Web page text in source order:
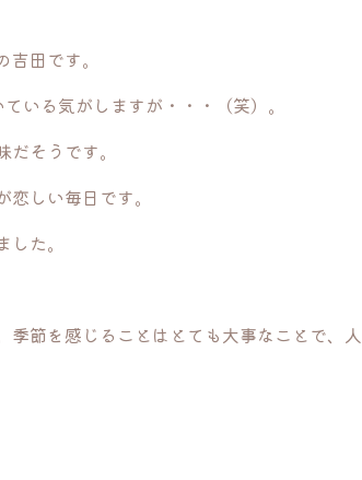
田です。
いる気がしますが・・・（笑）。
そうです。
しい毎日です。
た。
季節を感じることはとても大事なことで、人